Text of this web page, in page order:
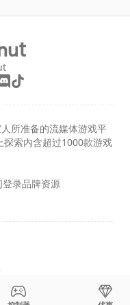
所准备的流媒体游戏平
探索内含超过1000款游戏
登录品牌资源